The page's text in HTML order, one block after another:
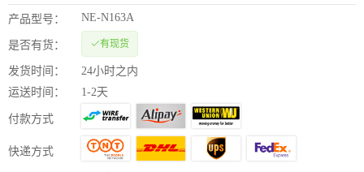
产品型号： NE-N163A
是否有货： 有现货
发货时间：
24小时之内
运送时间：
1-2天
付款方式
快递方式